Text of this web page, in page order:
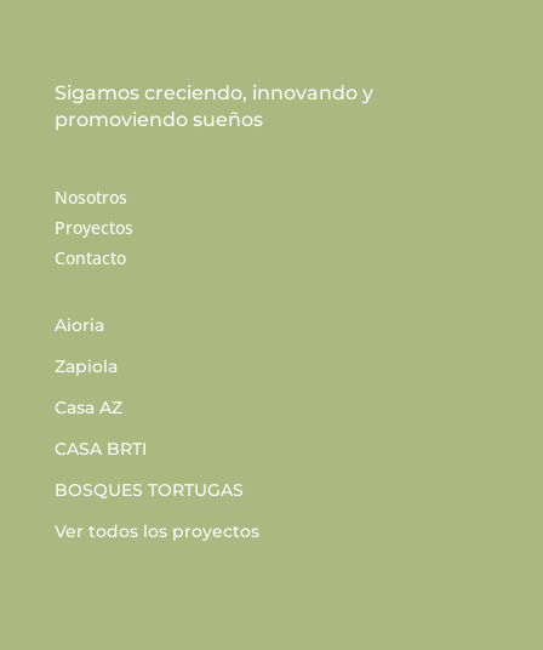
Sigamos creciendo, innovando y
promoviendo sueños
Nosotros
Proyectos
Contacto
Aioria
Zapiola
Casa AZ
CASA BRTI
BOSQUES TORTUGAS
Ver todos los proyectos